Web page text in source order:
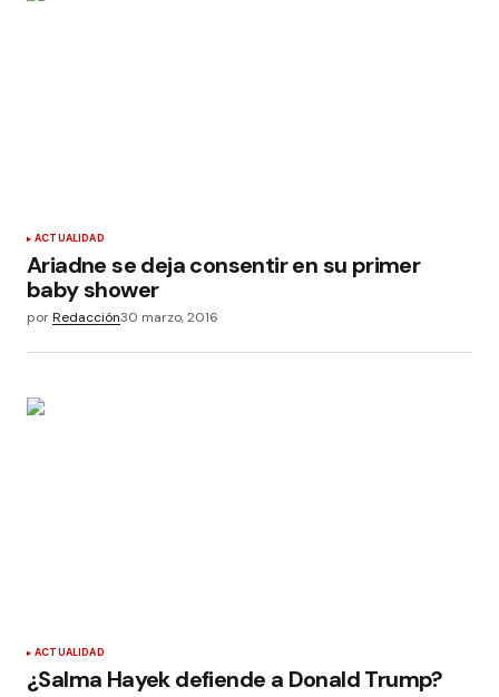
ACTUALIDAD
Ariadne se deja consentir en su primer
baby shower
porRedacción30 marzo, 2016
ACTUALIDAD
¿Salma Hayek defiende a Donald Trump?